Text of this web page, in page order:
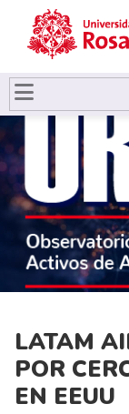
Pasar al contenido
LATAM
POR
EN EEUU